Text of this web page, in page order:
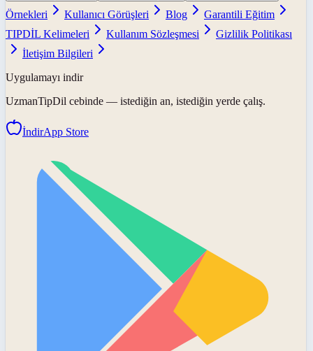
Örnekleri
Kullanıcı Görüşleri Blog
Garantili Eğitim
TIPDİL Kelimeleri
Kullanım Sözleşmesi
Gizlilik Politikası
İletişim Bilgileri
Uygulamayı indir
UzmanTipDil cebinde — istediğin an, istediğin yerde çalış.
İndirApp Store